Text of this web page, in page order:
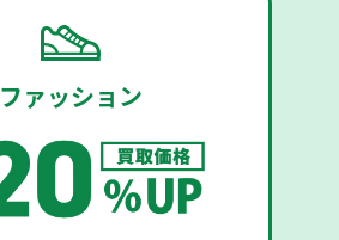
ファッション